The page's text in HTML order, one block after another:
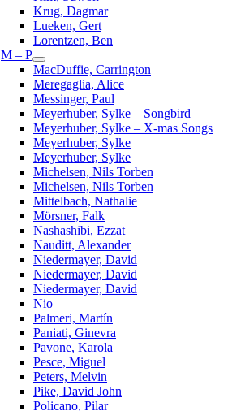
Krug, Dagmar
Lueken, Gert
Lorentzen, Ben
M – P
MacDuffie, Carrington
Meregaglia, Alice
Messinger, Paul
Meyerhuber, Sylke – Songbird
Meyerhuber, Sylke – X-mas Songs
Meyerhuber, Sylke
Meyerhuber, Sylke
Michelsen, Nils Torben
Michelsen, Nils Torben
Mittelbach, Nathalie
Mörsner, Falk
Nashashibi, Ezzat
Nauditt, Alexander
Niedermayer, David
Niedermayer, David
Niedermayer, David
Nio
Palmeri, Martín
Paniati, Ginevra
Pavone, Karola
Pesce, Miguel
Peters, Melvin
Pike, David John
Policano, Pilar